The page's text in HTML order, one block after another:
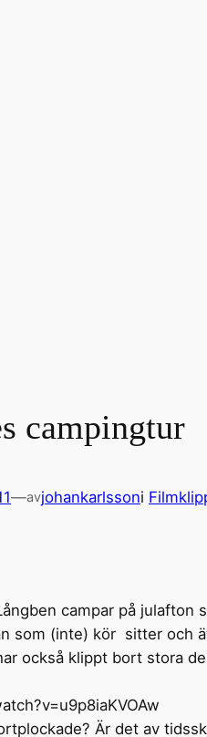
campingtur
—avjohankarlssoni
campar på
som (inte) kör sitter och
också klippt bort stora
Är det av